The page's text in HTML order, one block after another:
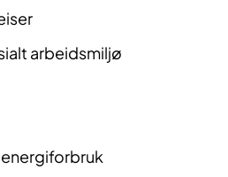
arbeidsmiljø